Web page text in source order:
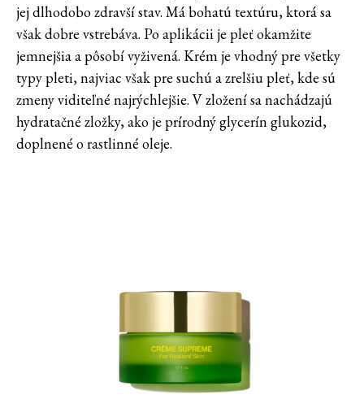
jej dlhodobo zdravší stav. Má bohatú textúru, ktorá sa
však dobre vstrebáva. Po aplikácii je pleť okamžite
jemnejšia a pôsobí vyživená. Krém je vhodný pre všetky
typy pleti, najviac však pre suchú a zrelšiu pleť, kde sú
zmeny viditeľné najrýchlejšie. V zložení sa nachádzajú
hydratačné zložky, ako je prírodný glycerín glukozid,
doplnené o rastlinné oleje.